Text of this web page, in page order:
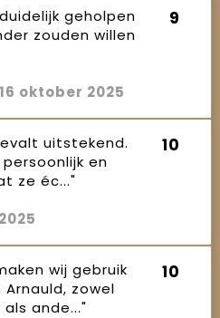
geholpen
zouden willen
9
16 oktober 2025
uitstekend.
en
ze éc..."
10
wij gebruik
zowel
ande..."
10